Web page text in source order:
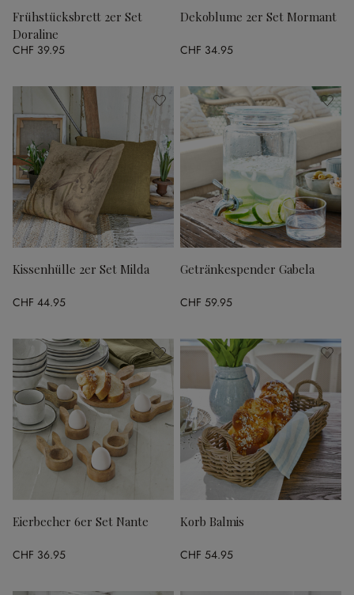
Frühstücksbrett 2er Set
Doraline
CHF 39.95
Dekoblume 2er Set Mormant
CHF 34.95
Kissenhülle 2er Set Milda
CHF 44.95
Getränkespender Gabela
CHF 59.95
Eierbecher 6er Set Nante
CHF 36.95
Korb Balmis
CHF 54.95